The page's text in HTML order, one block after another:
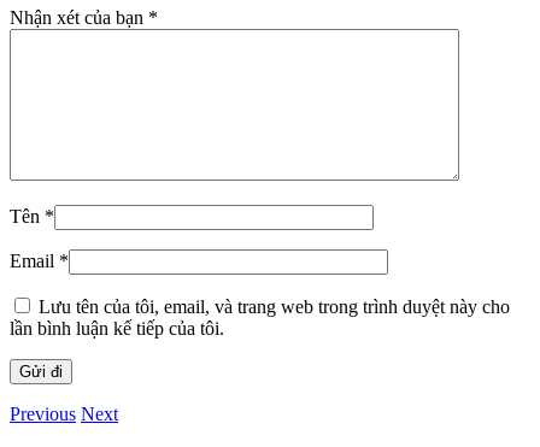
Nhận xét của bạn *
Tên *
Email *
Lưu tên của tôi, email, và trang web trong trình duyệt này cho
lần bình luận kế tiếp của tôi.
Previous Next